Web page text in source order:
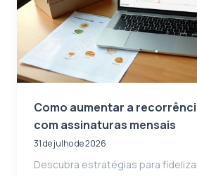
Como aumentar a
com assinaturas mensais
31 de julho de 2026
Descubra estratégias para